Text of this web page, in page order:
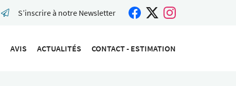
S’inscrire à notre Newsletter
AVIS ACTUALITÉS CONTACT - ESTIMATION